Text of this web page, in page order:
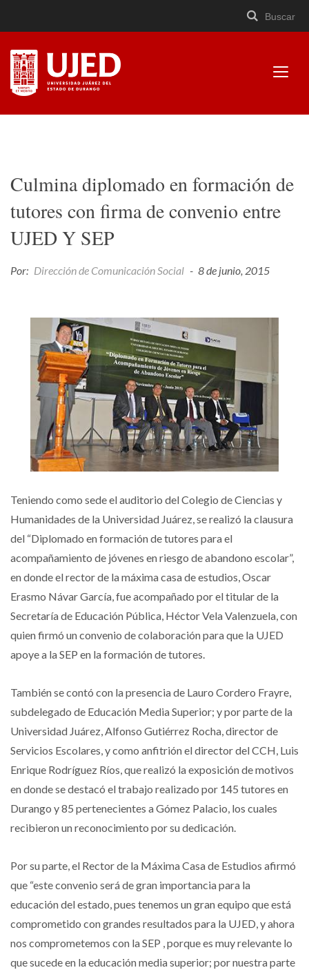
a
contenido
×
Buscar
Culmina diplomado en formación de
tutores con firma de convenio entre
UJED Y SEP
Por: Dirección de Comunicación Social - 8 de junio, 2015
Teniendo como sede el auditorio del Colegio de Ciencias y
Humanidades de la Universidad Juárez, se realizó la clausura
del “Diplomado en formación de tutores para el
acompañamiento de jóvenes en riesgo de abandono escolar”,
en donde el rector de la máxima casa de estudios, Oscar
Erasmo Návar García, fue acompañado por el titular de la
Secretaría de Educación Pública, Héctor Vela Valenzuela, con
quien firmó un convenio de colaboración para que la UJED
apoye a la SEP en la formación de tutores.
También se contó con la presencia de Lauro Cordero Frayre,
subdelegado de Educación Media Superior; y por parte de la
Universidad Juárez, Alfonso Gutiérrez Rocha, director de
Servicios Escolares, y como anfitrión el director del CCH, Luis
Enrique Rodríguez Ríos, que realizó la exposición de motivos
en donde se destacó el trabajo realizado por 145 tutores en
Durango y 85 pertenecientes a Gómez Palacio, los cuales
recibieron un reconocimiento por su dedicación.
Por su parte, el Rector de la Máxima Casa de Estudios afirmó
que “este convenio será de gran importancia para la
educación del estado, pues tenemos un gran equipo que está
comprometido con grandes resultados para la UJED, y ahora
nos comprometemos con la SEP , porque es muy relevante lo
que sucede en la educación media superior; por nuestra parte